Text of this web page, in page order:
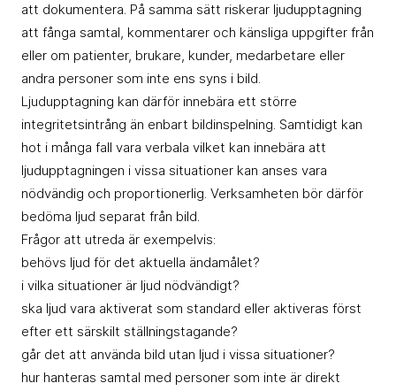
att dokumentera. På samma sätt riskerar ljudupptagning
att fånga samtal, kommentarer och känsliga uppgifter från
eller om patienter, brukare, kunder, medarbetare eller
andra personer som inte ens syns i bild.
Ljudupptagning kan därför innebära ett större
integritetsintrång än enbart bildinspelning. Samtidigt kan
hot i många fall vara verbala vilket kan innebära att
ljudupptagningen i vissa situationer kan anses vara
nödvändig och proportionerlig. Verksamheten bör därför
bedöma ljud separat från bild.
Frågor att utreda är exempelvis:
behövs ljud för det aktuella ändamålet?
i vilka situationer är ljud nödvändigt?
ska ljud vara aktiverat som standard eller aktiveras först
efter ett särskilt ställningstagande?
går det att använda bild utan ljud i vissa situationer?
hur hanteras samtal med personer som inte är direkt